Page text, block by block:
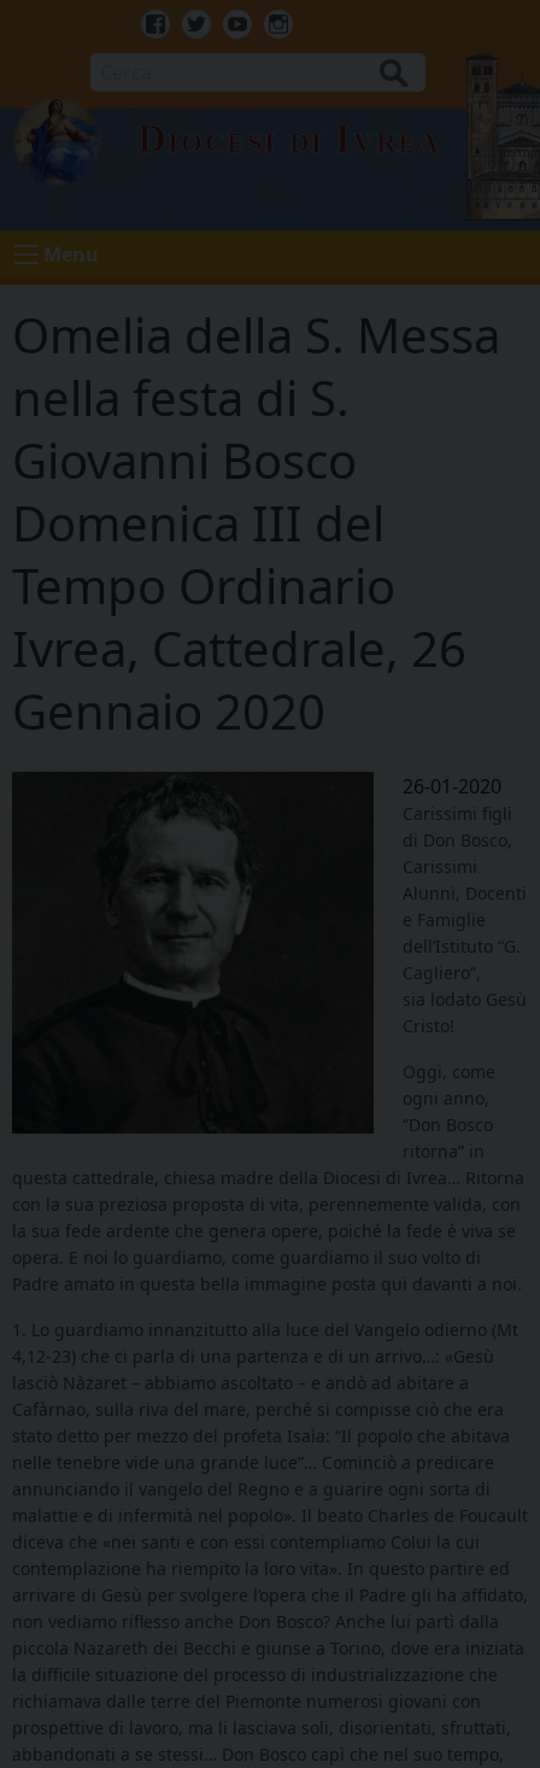
Facebook
TwitterYoutubeInstagram
Diocesi di Ivrea
Menu
Omelia della S. Messa
nella festa di S.
Giovanni Bosco
Domenica III del
Tempo Ordinario
Ivrea, Cattedrale, 26
Gennaio 2020
26-01-2020
Carissimi figli
di Don Bosco,
Carissimi
Alunni, Docenti
e Famiglie
dell’Istituto “G.
Cagliero”,
sia lodato Gesù
Cristo!
Oggi, come
ogni anno,
“Don Bosco
ritorna” in
questa cattedrale, chiesa madre della Diocesi di Ivrea… Ritorna
con la sua preziosa proposta di vita, perennemente valida, con
la sua fede ardente che genera opere, poiché la fede è viva se
opera. E noi lo guardiamo, come guardiamo il suo volto di
Padre amato in questa bella immagine posta qui davanti a noi.
1. Lo guardiamo innanzitutto alla luce del Vangelo odierno (Mt
4,12-23) che ci parla di una partenza e di un arrivo…: «Gesù
lasciò Nàzaret – abbiamo ascoltato – e andò ad abitare a
Cafàrnao, sulla riva del mare, perché si compisse ciò che era
stato detto per mezzo del profeta Isaìa: “Il popolo che abitava
nelle tenebre vide una grande luce”… Cominciò a predicare
annunciando il vangelo del Regno e a guarire ogni sorta di
malattie e di infermità nel popolo». Il beato Charles de Foucault
diceva che «nei santi e con essi contempliamo Colui la cui
contemplazione ha riempito la loro vita». In questo partire ed
arrivare di Gesù per svolgere l’opera che il Padre gli ha affidato,
non vediamo riflesso anche Don Bosco? Anche lui partì dalla
piccola Nazareth dei Becchi e giunse a Torino, dove era iniziata
la difficile situazione del processo di industrializzazione che
richiamava dalle terre del Piemonte numerosi giovani con
prospettive di lavoro, ma li lasciava soli, disorientati, sfruttati,
abbandonati a se stessi… Don Bosco capì che nel suo tempo,